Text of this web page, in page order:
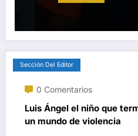
Sección Del Editor
0 Comentarios
Luis Ángel el niño que
un mundo de violencia